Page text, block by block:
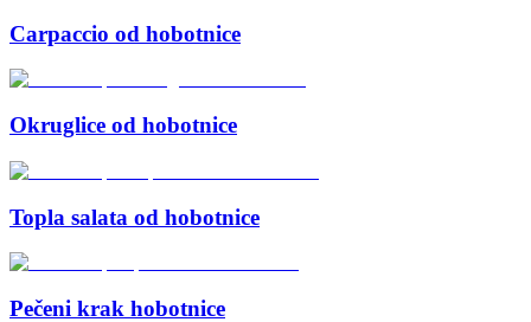
Carpaccio od hobotnice
Okruglice od hobotnice
Topla salata od hobotnice
Pečeni krak hobotnice